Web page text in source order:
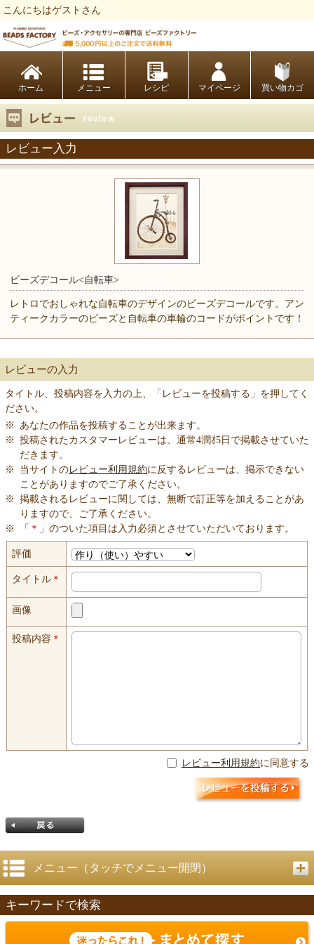
こんにちはゲストさん
ホーム レシピ マイページ 買い物カゴ
レビュー入力
ビーズデコール<自転車>
レトロでおしゃれな自転車のデザインのビーズデコールです。アン
ティークカラーのビーズと自転車の車輪のコードがポイントです！
レビューの入力
タイトル、投稿内容を入力の上、「レビューを投稿する」を押してく
ださい。
※ あなたの作品を投稿することが出来ます。
※ 投稿されたカスタマーレビューは、通常4潤ｵ5日で掲載させていた
だきます。
※
当サイトのレビュー利用規約に反するレビューは、掲示できない
ことがありますのでご了承ください。
※ 掲載されるレビューに関しては、無断で訂正等を加えることがあ
りますので、ご了承ください。
※
「 ＊ 」のついた項目は入力必須とさせていただいております。
評価
タイトル＊
画像
投稿内容 ＊
レビュー利用規約に同意する
戻る
メニュー（タッチでメニュー開閉）
キーワードで検索